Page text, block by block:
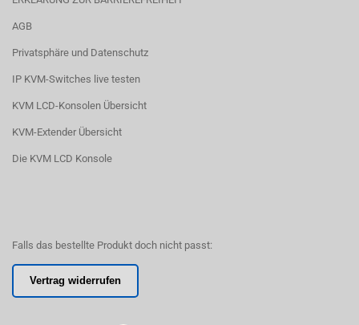
AGB
Privatsphäre und Datenschutz
IP KVM-Switches live testen
KVM LCD-Konsolen Übersicht
KVM-Extender Übersicht
Die KVM LCD Konsole
Falls das bestellte Produkt doch nicht passt:
Vertrag widerrufen